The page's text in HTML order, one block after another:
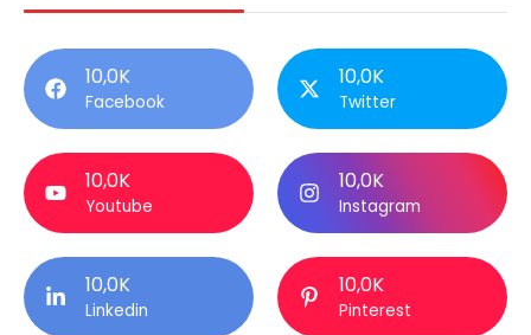
10,0K
Facebook
10,0K
Twitter
10,0K
Youtube
10,0K
Instagram
10,0K
Linkedin
10,0K
Pinterest